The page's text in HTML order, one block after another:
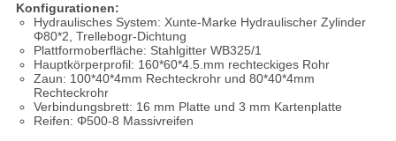
Konfigurationen:
Hydraulisches System: Xunte-Marke Hydraulischer Zylinder
Φ80*2, Trellebogr-Dichtung
Plattformoberfläche: Stahlgitter WB325/1
Hauptkörperprofil: 160*60*4.5.mm rechteckiges Rohr
Zaun: 100*40*4mm Rechteckrohr und 80*40*4mm
Rechteckrohr
Verbindungsbrett: 16 mm Platte und 3 mm Kartenplatte
Reifen: Φ500-8 Massivreifen